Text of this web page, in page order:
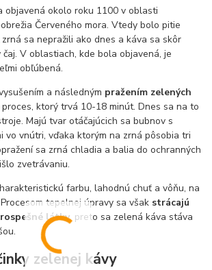
objavená okolo roku 1100 v oblasti
Červeného mora. Vtedy bolo pitie
sa nepražili ako dnes a káva sa skôr
V oblastiach, kde bola objavená, je
obľúbená.
a následným pražením zelených
proces, ktorý trvá 10-18 minút. Dnes sa na to
Majú tvar otáčajúcich sa bubnov s
vo vnútri, vďaka ktorým na zrná pôsobia tri
sa zrná chladia a balia do ochranných
zvetrávaniu.
farbu, lahodnú chuť a vôňu, na
tepelnej úpravy sa však strácajú
látky, preto sa zelená káva stáva
zelenej kávy